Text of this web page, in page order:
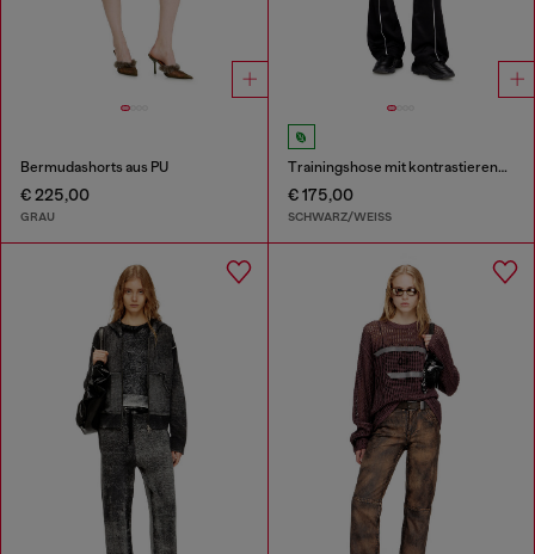
Bermudashorts aus PU
€ 225,00
GRAU
Trainingshose mit kontrastierender Paspel
€ 175,00
SCHWARZ/WEISS